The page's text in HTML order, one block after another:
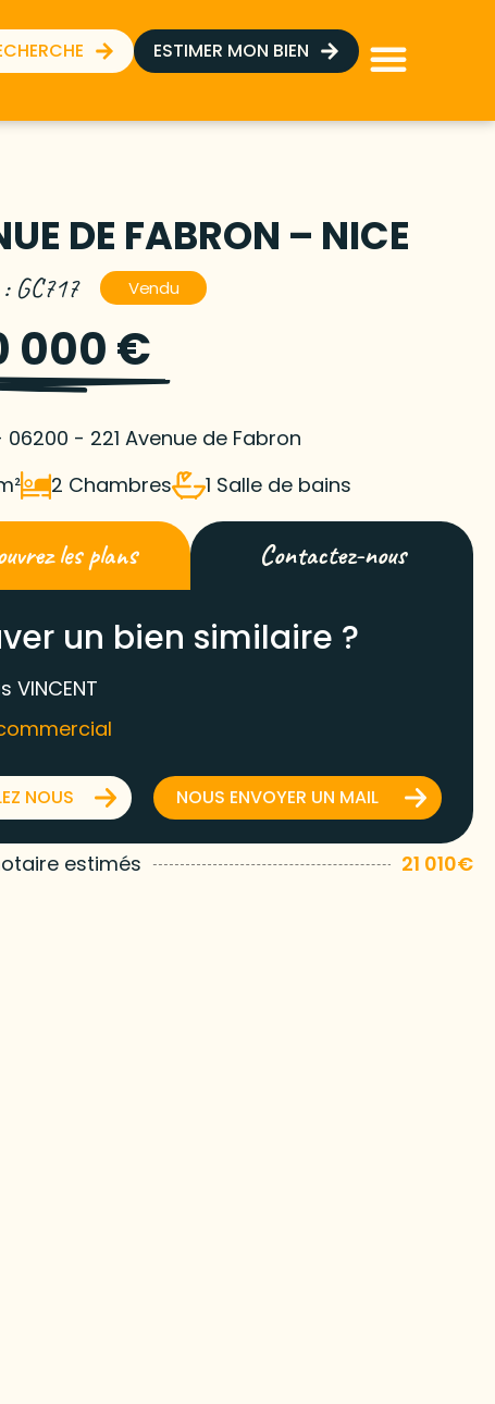
ESTIMER MON BIEN
DE FABRON – NICE
GC717 Vendu
000 €
06200 - 221 Avenue de Fabron
2 Chambres 1 Salle de bains
les plans Contactez-nous
un bien similaire ?
VINCENT
NOUS NOUS ENVOYER UN MAIL
estimés 21 010€